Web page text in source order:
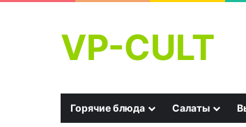
VP-CULT
Горячие блюда Салаты